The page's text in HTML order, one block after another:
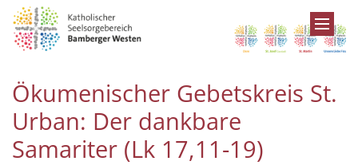
Zum Inhalt springen
Ökumenischer Gebetskreis St.
Urban: Der dankbare
Samariter (Lk 17,11-19)